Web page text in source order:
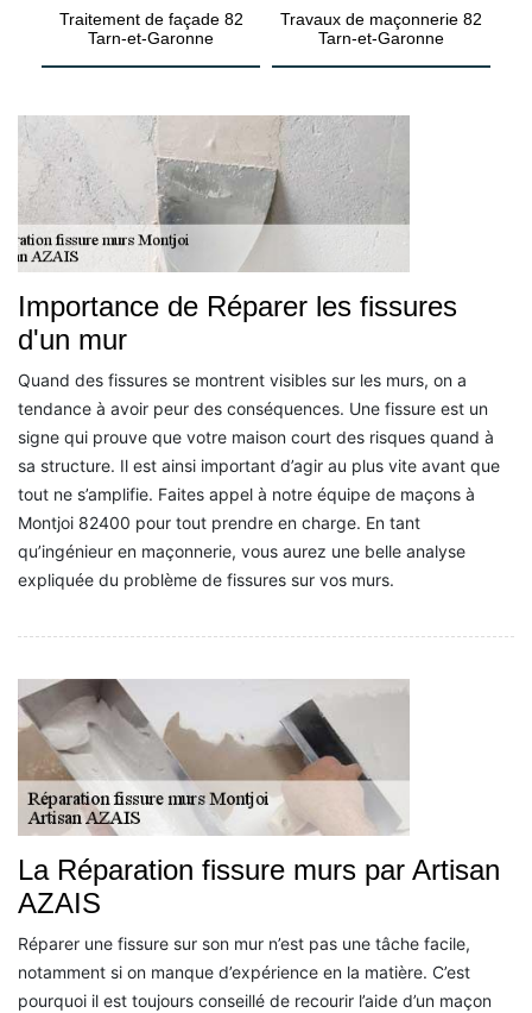
Traitement de façade 82
Tarn-et-Garonne
Travaux de maçonnerie 82
Tarn-et-Garonne
Importance de Réparer les fissures
d'un mur
Quand des fissures se montrent visibles sur les murs, on a
tendance à avoir peur des conséquences. Une fissure est un
signe qui prouve que votre maison court des risques quand à
sa structure. Il est ainsi important d’agir au plus vite avant que
tout ne s’amplifie. Faites appel à notre équipe de maçons à
Montjoi 82400 pour tout prendre en charge. En tant
qu’ingénieur en maçonnerie, vous aurez une belle analyse
expliquée du problème de fissures sur vos murs.
La Réparation fissure murs par Artisan
AZAIS
Réparer une fissure sur son mur n’est pas une tâche facile,
notamment si on manque d’expérience en la matière. C’est
pourquoi il est toujours conseillé de recourir l’aide d’un maçon